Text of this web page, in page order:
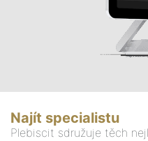
Najít specialistu
Plebiscit sdružuje těch